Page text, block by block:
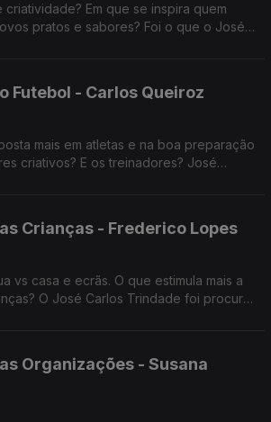
Em que se inspira quem
pratos e sabores? Foi o que o José
Futebol - Carlos Queiroz
mais em atletas e na boa preparação
criativos? E os treinadores? José
Crianças - Frederico Lopes
vs casa e ecrãs. O que estimula mais a
O José Carlos Trindade foi procurar
Organizações - Susana